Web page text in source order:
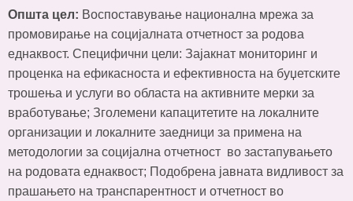
Општа цел: Воспоставување национална мрежа за
промовирање на социјалната отчетност за родова
еднаквост. Специфични цели: Зајакнат мониторинг и
проценка на ефикасноста и ефективноста на буџетските
трошења и услуги во областа на активните мерки за
вработување; Зголемени капацитетите на локалните
организации и локалните заедници за примена на
методологии за социјална отчетност во застапувањето
на родовата еднаквост; Подобрена јавната видливост за
прашањето на транспарентност и отчетност во